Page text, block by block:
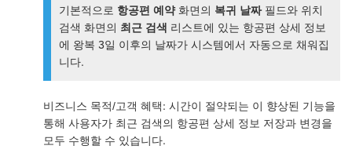
기본적으로 항공편 예약화면의 복귀 날짜필드와 위치
검색 화면의 최근 검색 리스트에 있는 항공편 상세 정보
에 왕복 3일 이후의 날짜가 시스템에서 자동으로 채워집
니다.
비즈니스 목적/고객 혜택: 시간이 절약되는 이 향상된 기능을
통해 사용자가 최근 검색의 항공편 상세 정보 저장과 변경을
모두 수행할 수 있습니다.